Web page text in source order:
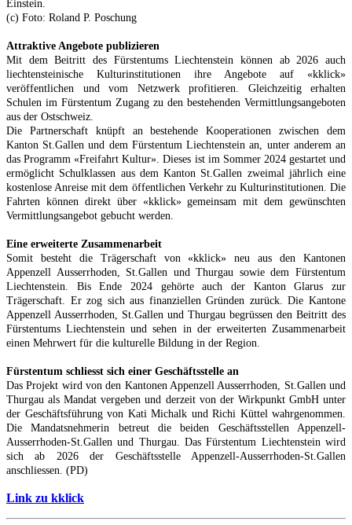
Einstein.
(c) Foto: Roland P. Poschung
Attraktive Angebote publizieren
Mit dem Beitritt des Fürstentums Liechtenstein können ab 2026 auch
liechtensteinische Kulturinstitutionen ihre Angebote auf «kklick»
veröffentlichen und vom Netzwerk profitieren. Gleichzeitig erhalten
Schulen im Fürstentum Zugang zu den bestehenden Vermittlungsangeboten
aus der Ostschweiz.
Die Partnerschaft knüpft an bestehende Kooperationen zwischen dem
Kanton St.Gallen und dem Fürstentum Liechtenstein an, unter anderem an
das Programm «Freifahrt Kultur». Dieses ist im Sommer 2024 gestartet und
ermöglicht Schulklassen aus dem Kanton St.Gallen zweimal jährlich eine
kostenlose Anreise mit dem öffentlichen Verkehr zu Kulturinstitutionen. Die
Fahrten können direkt über «kklick» gemeinsam mit dem gewünschten
Vermittlungsangebot gebucht werden.
Eine erweiterte Zusammenarbeit
Somit besteht die Trägerschaft von «kklick» neu aus den Kantonen
Appenzell Ausserrhoden, St.Gallen und Thurgau sowie dem Fürstentum
Liechtenstein. Bis Ende 2024 gehörte auch der Kanton Glarus zur
Trägerschaft. Er zog sich aus finanziellen Gründen zurück. Die Kantone
Appenzell Ausserrhoden, St.Gallen und Thurgau begrüssen den Beitritt des
Fürstentums Liechtenstein und sehen in der erweiterten Zusammenarbeit
einen Mehrwert für die kulturelle Bildung in der Region.
Fürstentum schliesst sich einer Geschäftsstelle an
Das Projekt wird von den Kantonen Appenzell Ausserrhoden, St.Gallen und
Thurgau als Mandat vergeben und derzeit von der Wirkpunkt GmbH unter
der Geschäftsführung von Kati Michalk und Richi Küttel wahrgenommen.
Die Mandatsnehmerin betreut die beiden Geschäftsstellen Appenzell-
Ausserrhoden-St.Gallen und Thurgau. Das Fürstentum Liechtenstein wird
sich ab 2026 der Geschäftsstelle Appenzell-Ausserrhoden-St.Gallen
anschliessen. (PD)
Link zu kklick